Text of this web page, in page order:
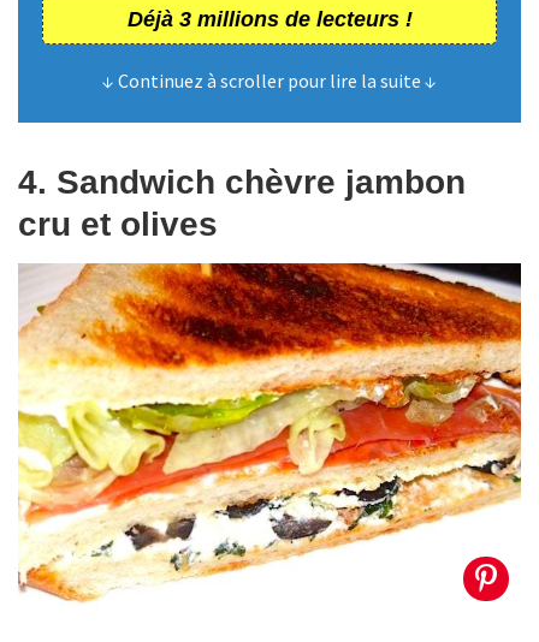
Déjà 3 millions de lecteurs !
↓ Continuez à scroller pour lire la suite ↓
4. Sandwich chèvre jambon
cru et olives